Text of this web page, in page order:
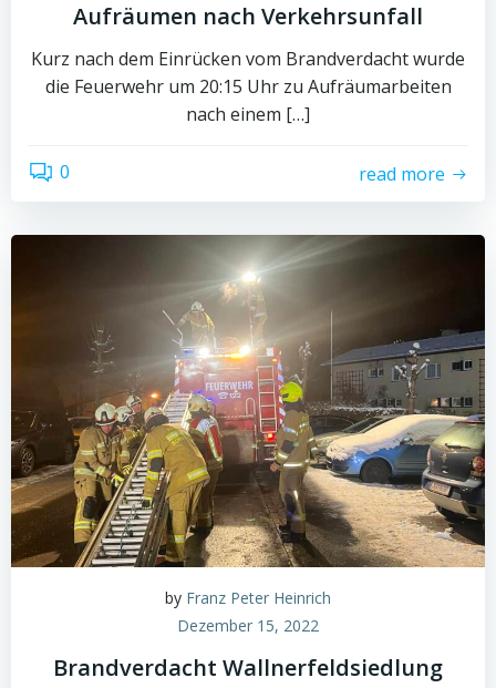
Aufräumen nach Verkehrsunfall
Kurz nach dem Einrücken vom Brandverdacht wurde
die Feuerwehr um 20:15 Uhr zu Aufräumarbeiten
nach einem […]
0 read more
by Franz Peter Heinrich
Dezember 15, 2022
Brandverdacht Wallnerfeldsiedlung